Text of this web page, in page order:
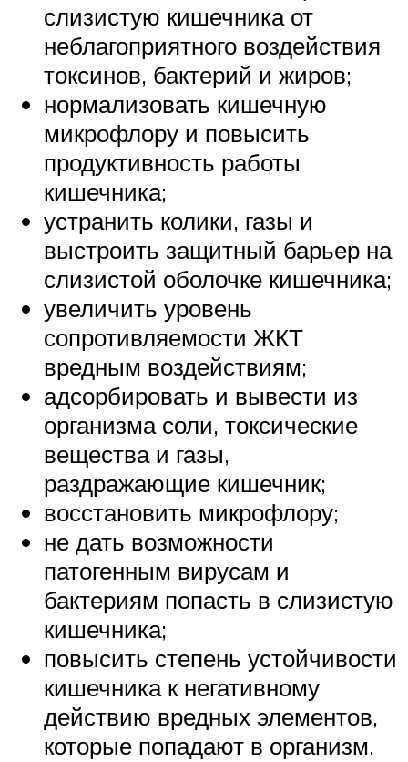
слизистую кишечника от
неблагоприятного воздействия
токсинов, бактерий и жиров;
нормализовать кишечную
микрофлору и повысить
продуктивность работы
кишечника;
устранить колики, газы и
выстроить защитный барьер на
слизистой оболочке кишечника;
увеличить уровень
сопротивляемости ЖКТ
вредным воздействиям;
адсорбировать и вывести из
организма соли, токсические
вещества и газы,
раздражающие кишечник;
восстановить микрофлору;
не дать возможности
патогенным вирусам и
бактериям попасть в слизистую
кишечника;
повысить степень устойчивости
кишечника к негативному
действию вредных элементов,
которые попадают в организм.